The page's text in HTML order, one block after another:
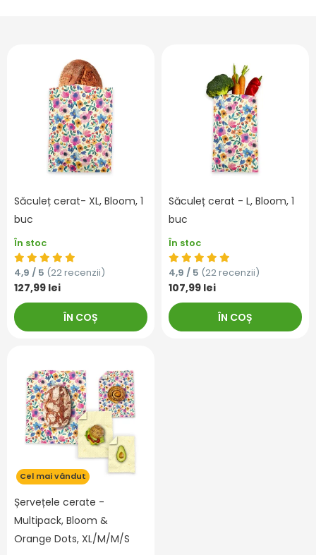
Săculeț cerat- XL, Bloom, 1
buc
În stoc
4,9 / 5 (22 recenzii)
127,99 lei
ÎN COȘ
Săculeț cerat - L, Bloom, 1
buc
În stoc
4,9 / 5 (22 recenzii)
107,99 lei
ÎN COȘ
Cel mai vândut
Șervețele cerate -
Multipack, Bloom &
Orange Dots, XL/M/M/S